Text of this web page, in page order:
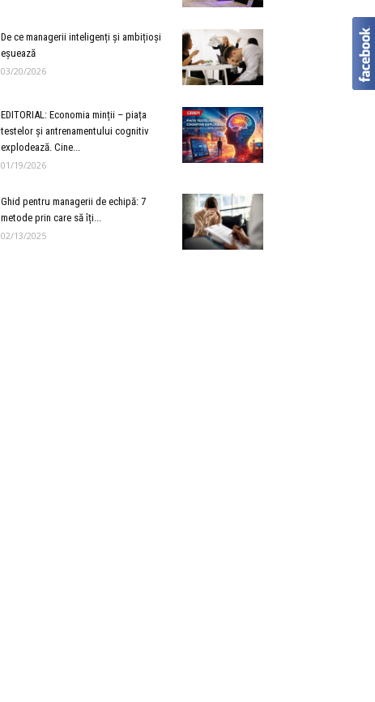
De ce managerii inteligenți și ambițioși
eșuează
03/20/2026
EDITORIAL: Economia minții – piața
testelor și antrenamentului cognitiv
explodează. Cine...
01/19/2026
Ghid pentru managerii de echipă: 7
metode prin care să îți...
02/13/2025